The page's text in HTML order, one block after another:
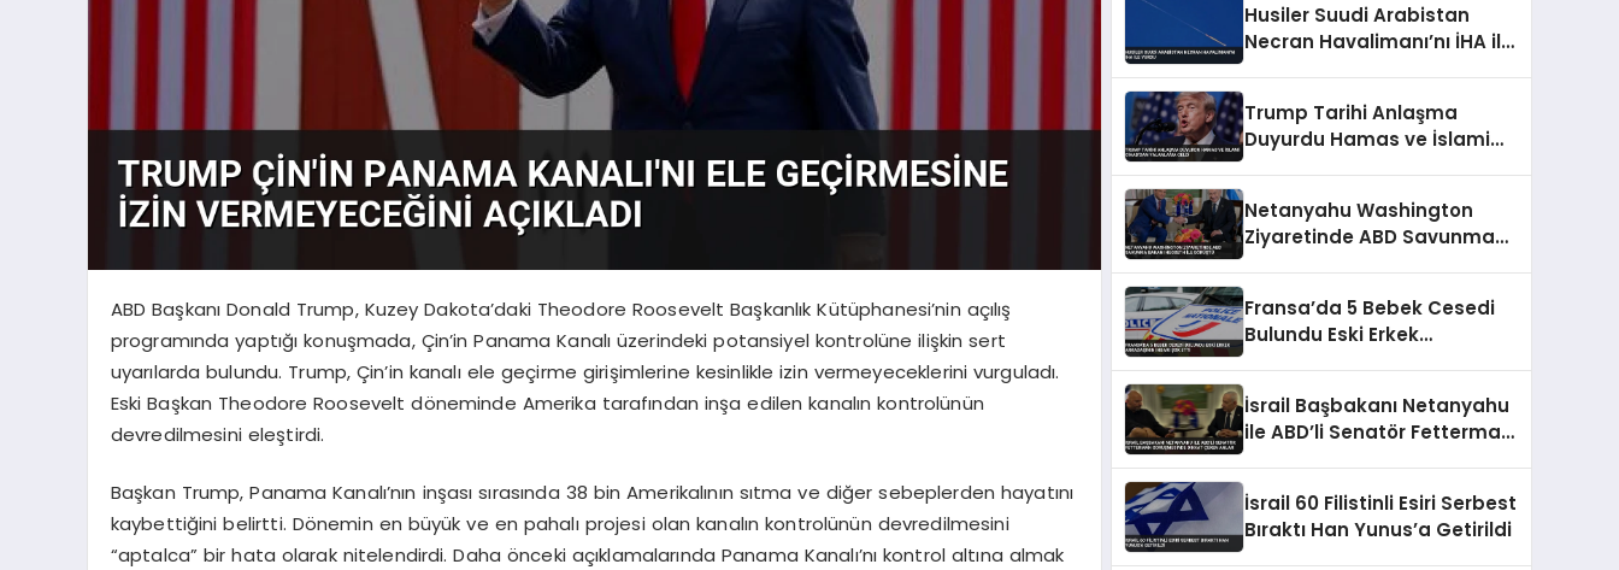
ABD Başkanı Donald Trump, Kuzey Dakota’daki Theodore Roosevelt Başkanlık Kütüphanesi’nin açılış
programında yaptığı konuşmada, Çin’in Panama Kanalı üzerindeki potansiyel kontrolüne ilişkin sert
uyarılarda bulundu. Trump, Çin’in kanalı ele geçirme girişimlerine kesinlikle izin vermeyeceklerini vurguladı.
Eski Başkan Theodore Roosevelt döneminde Amerika tarafından inşa edilen kanalın kontrolünün
devredilmesini eleştirdi.
Başkan Trump, Panama Kanalı’nın inşası sırasında 38 bin Amerikalının sıtma ve diğer sebeplerden hayatını
kaybettiğini belirtti. Dönemin en büyük ve en pahalı projesi olan kanalın kontrolünün devredilmesini
“aptalca” bir hata olarak nitelendirdi. Daha önceki açıklamalarında Panama Kanalı’nı kontrol altına almak
Husiler Suudi Arabistan
Necran Havalimanı’nı İHA ile
Trump Tarihi Anlaşma
Duyurdu Hamas ve İslami
Netanyahu Washington
Ziyaretinde ABD Savunma
Fransa’da 5 Bebek Cesedi
Bulundu Eski Erkek
İsrail Başbakanı Netanyahu
ile ABD’li Senatör Fetterman
İsrail 60 Filistinli Esiri Serbest
Bıraktı Han Yunus’a Getirildi